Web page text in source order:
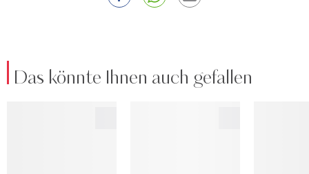
Das könnte Ihnen auch gefallen